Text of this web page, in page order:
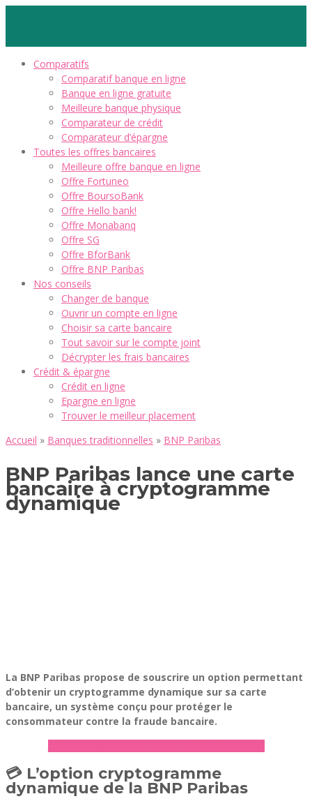
Comparatifs
Comparatif banque en ligne
Banque en ligne gratuite
Meilleure banque physique
Comparateur de crédit
Comparateur d’épargne
Toutes les offres bancaires
Meilleure offre banque en ligne
Offre Fortuneo
Offre BoursoBank
Offre Hello bank!
Offre Monabanq
Offre SG
Offre BforBank
Offre BNP Paribas
Nos conseils
Changer de banque
Ouvrir un compte en ligne
Choisir sa carte bancaire
Tout savoir sur le compte joint
Décrypter les frais bancaires
Crédit & épargne
Crédit en ligne
Epargne en ligne
Trouver le meilleur placement
Accueil » Banques traditionnelles » BNP Paribas
BNP Paribas lance une carte
bancaire à cryptogramme
dynamique
La BNP Paribas propose de souscrire un option permettant
d’obtenir un cryptogramme dynamique sur sa carte
bancaire, un système conçu pour protéger le
consommateur contre la fraude bancaire.
💳 L’option cryptogramme
dynamique de la BNP Paribas